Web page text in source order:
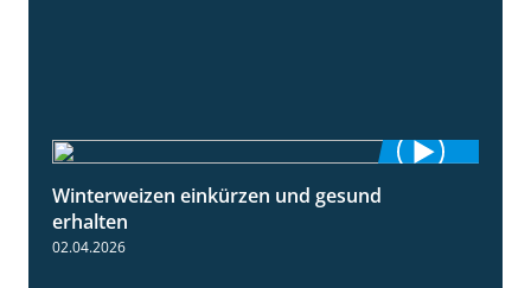
Winterweizen einkürzen und gesund
erhalten
02.04.2026